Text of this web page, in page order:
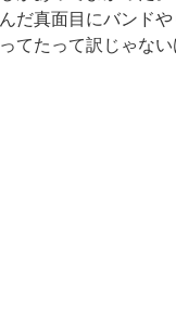
んだ真面目にバンド
ってたって訳じゃな